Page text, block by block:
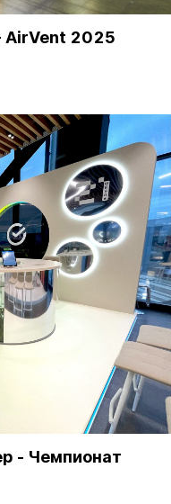
AirVent 2025
- Чемпионат